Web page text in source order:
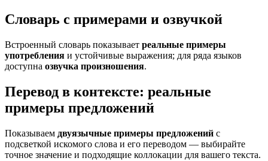
Словарь с примерами и озвучкой
Встроенный словарь показывает реальные примеры
употребления и устойчивые выражения; для ряда языков
доступна озвучка произношения.
Перевод в контексте: реальные
примеры предложений
Показываем двуязычные примеры предложений с
подсветкой искомого слова и его переводом — выбирайте
точное значение и подходящие коллокации для вашего текста.